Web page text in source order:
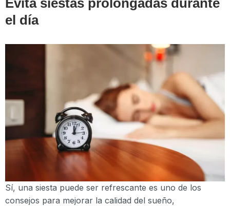
Evita siestas prolongadas durante
el día
Sí, una siesta puede ser refrescante es uno de los
consejos para mejorar la calidad del sueño,